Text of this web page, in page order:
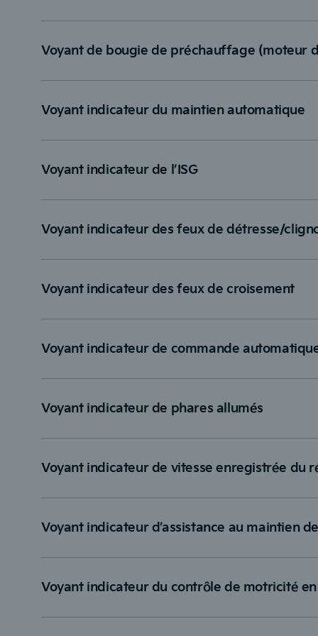
Voyant de bougie de préchauffage (moteur
Voyant indicateur du maintien automatique
Voyant indicateur de l’ISG
Voyant indicateur des feux de détresse/
Voyant indicateur des feux de croisement
Voyant indicateur de commande
Voyant indicateur de phares allumés
Voyant indicateur de vitesse enregistrée du
Voyant indicateur d’assistance au maintien
Voyant indicateur du contrôle de motricité